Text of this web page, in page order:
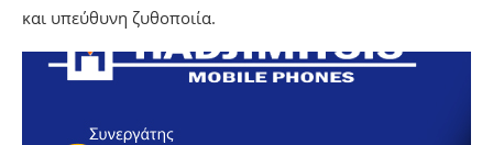
και υπεύθυνη ζυθοποιία.